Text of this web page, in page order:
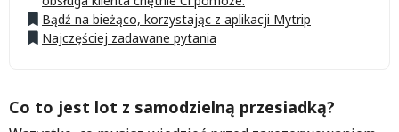
Bądź na bieżąco, korzystając z aplikacji Mytrip
Najczęściej zadawane pytania
Co to jest lot z samodzielną przesiadką?